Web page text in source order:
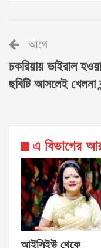
আগে
চকরিয়ায় ভাইরাল হওয়া
ছবিটি আসলেই খেলনা
এ বিভাগের